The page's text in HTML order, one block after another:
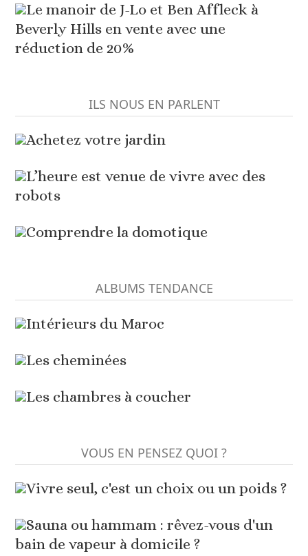
Le manoir de J-Lo et Ben Affleck à
Beverly Hills en vente avec une
réduction de 20%
ILS NOUS EN PARLENT
Achetez votre jardin
L’heure est venue de vivre avec des
robots
Comprendre la domotique
ALBUMS TENDANCE
Intérieurs du Maroc
Les cheminées
Les chambres à coucher
VOUS EN PENSEZ QUOI ?
Vivre seul, c'est un choix ou un poids ?
Sauna ou hammam : rêvez-vous d'un
bain de vapeur à domicile ?